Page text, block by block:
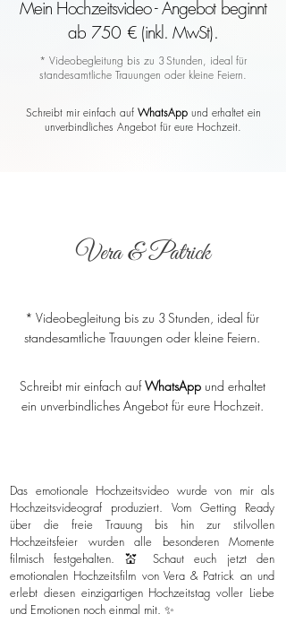
Mein Hochzeitsvideo - Angebot beginnt
ab 750 € (inkl. MwSt).
* Videobegleitung bis zu 3 Stunden, ideal für
standesamtliche Trauungen oder kleine Feiern.
Schreibt mir einfach auf WhatsAppund erhaltet ein
unverbindliches Angebot für eure Hochzeit.
Vera & Patrick
* Videobegleitung bis zu 3 Stunden, ideal für
standesamtliche Trauungen oder kleine Feiern.
Schreibt mir einfach aufWhatsAppund erhaltet
ein unverbindliches Angebot für eure Hochzeit.
Das emotionale Hochzeitsvideo wurde von mir als
Hochzeitsvideograf produziert. Vom Getting Ready
über die freie Trauung bis hin zur stilvollen
Hochzeitsfeier wurden alle besonderen Momente
filmisch festgehalten. 💒 Schaut euch jetzt den
emotionalen Hochzeitsfilm von Vera & Patrick an und
erlebt diesen einzigartigen Hochzeitstag voller Liebe
und Emotionen noch einmal mit. ✨